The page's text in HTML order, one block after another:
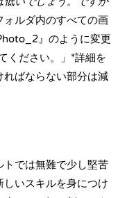
ォルダ内のすべての画
』のように変更
ください。」*詳細を
ばならない部分は減
では無難で少し堅苦
しいスキルを身につけ